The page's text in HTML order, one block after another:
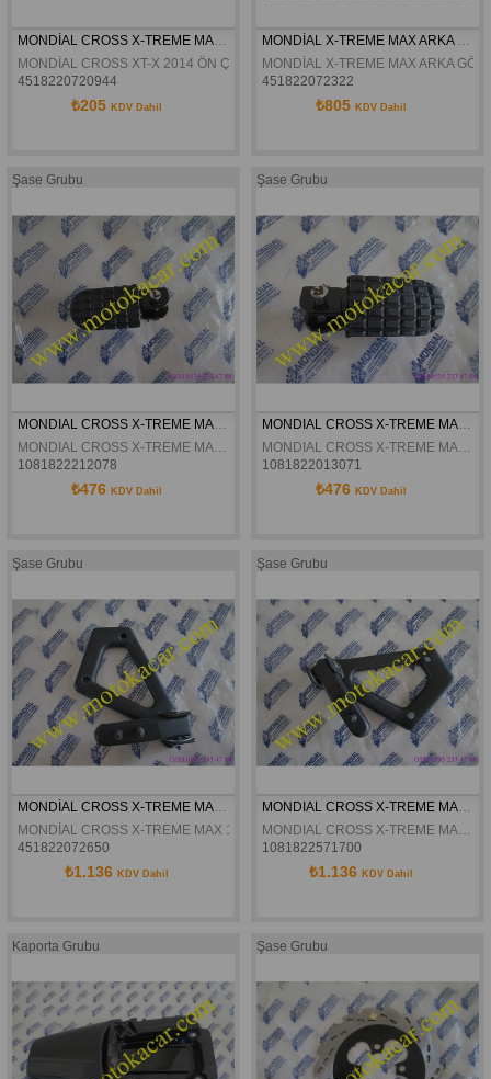
MONDİAL CROSS X-TREME MAX 2014 ÖN ÇAMURLUK ORJİNAL
MONDİAL CROSS XT-X 2014 ÖN ÇAMURLUK ORJİNAL
4518220720944
₺205 KDV Dahil
MONDİAL X-TREME MAX ARKA GÖBEK SİYAH ORJİNAL
MONDİAL X-TREME MAX ARKA
451822072322
₺805 KDV Dahil
Şase Grubu
MONDIAL CROSS X-TREME MAX 150 SOL ÖN BASAMAK KOMPLE ORJINAL
MONDIAL CROSS X-TREME MAX 150 SOL ÖN BASAMAK KOMPLE ORJINAL
1081822212078
₺476 KDV Dahil
Şase Grubu
1081822013071
₺476 KDV Dahil
Şase Grubu
MONDİAL CROSS X-TREME MAX 150 SAĞ ARKA BASAMAK KOMPLE ORJİNAL
MONDİAL CROSS X-TREME MAX 150 SAĞ ARKA BASAMAK KOMPLE
451822072650
₺1.136 KDV Dahil
Şase Grubu
1081822571700
₺1.136 KDV Dahil
Kaporta Grubu Şase Grubu